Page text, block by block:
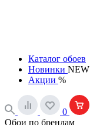
Каталог обоев
Новинки NEW
Акции %
0
Обои по брендам